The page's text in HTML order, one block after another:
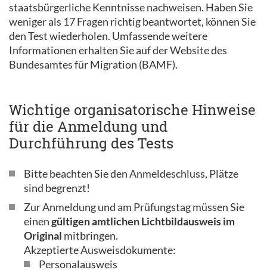
staatsbürgerliche Kenntnisse nachweisen. Haben Sie
weniger als 17 Fragen richtig beantwortet, können Sie
den Test wiederholen. Umfassende weitere
Informationen erhalten Sie auf der Website des
Bundesamtes für Migration (BAMF).
Wichtige organisatorische Hinweise
für die Anmeldung und
Durchführung des Tests
Bitte beachten Sie den Anmeldeschluss, Plätze
sind begrenzt!
Zur Anmeldung und am Prüfungstag müssen Sie
einengültigen amtlichen Lichtbildausweis im
Original mitbringen.
Akzeptierte Ausweisdokumente:
Personalausweis